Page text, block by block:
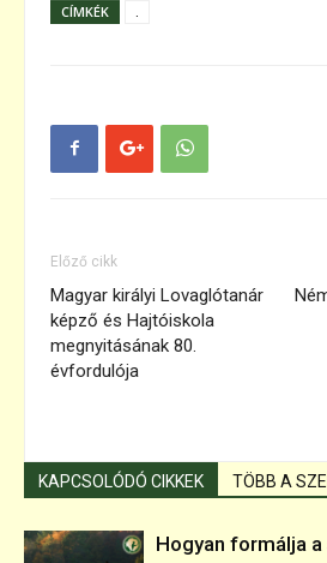
CÍMKÉK
Előző cikk
Magyar királyi Lovaglótanár
képző és Hajtóiskola
megnyitásának 80.
évfordulója
KAPCSOLÓDÓ CIKKEK TÖBB A
Hogyan formálja